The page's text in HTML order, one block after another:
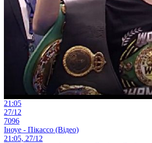
21:05
27/12
7096
Іноуе - Пікассо (Відео)
21:05, 27/12